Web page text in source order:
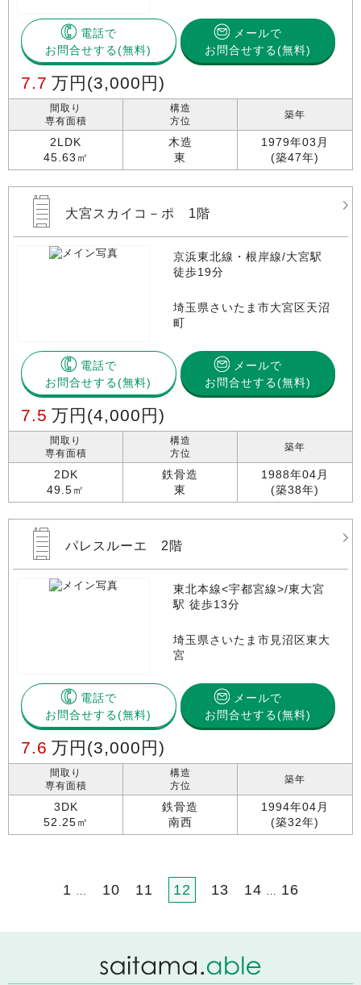
電話で
お問合せする
メールで
お問合せする(無料)
7.7 万円 (3,000円)
間取り
専有面積
2LDK
45.63㎡
構造
方位
木造
東
築年
1979年03月
(築47年)
大宮スカイコ－ポ 1階
京浜東北線・根岸線/大宮駅
徒歩19分
埼玉県さいたま市大宮区天沼
町
電話で
お問合せする
メールで
お問合せする(無料)
7.5 万円 (4,000円)
間取り
専有面積
2DK
49.5㎡
構造
方位
鉄骨造
東
築年
1988年04月
(築38年)
パレスルーエ 2階
東北本線<宇都宮線>/東大宮
駅 徒歩13分
埼玉県さいたま市見沼区東大
宮
電話で
お問合せする
メールで
お問合せする(無料)
7.6 万円 (3,000円)
間取り
専有面積
3DK
52.25㎡
構造
方位
鉄骨造
南西
築年
1994年04月
(築32年)
1 … 10 11 12 13 14 … 16